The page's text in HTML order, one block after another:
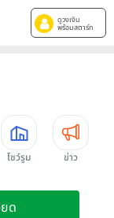
ดูวงเงิน
พร้อมสตาร์ท
โชว์รูม ข่าว
ด